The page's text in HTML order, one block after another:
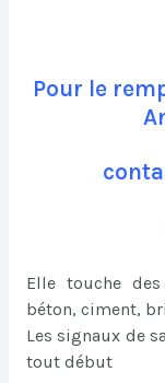
Pour le
Elle touche
béton, ciment,
Les signaux de
tout début